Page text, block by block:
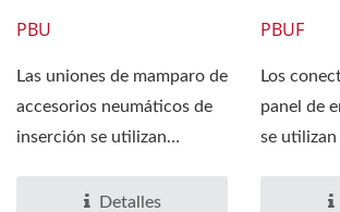
PBU
Las uniones de mamparo de
accesorios neumáticos de
inserción se utilizan
Detalles
PBUF
Los
panel de
se utilizan